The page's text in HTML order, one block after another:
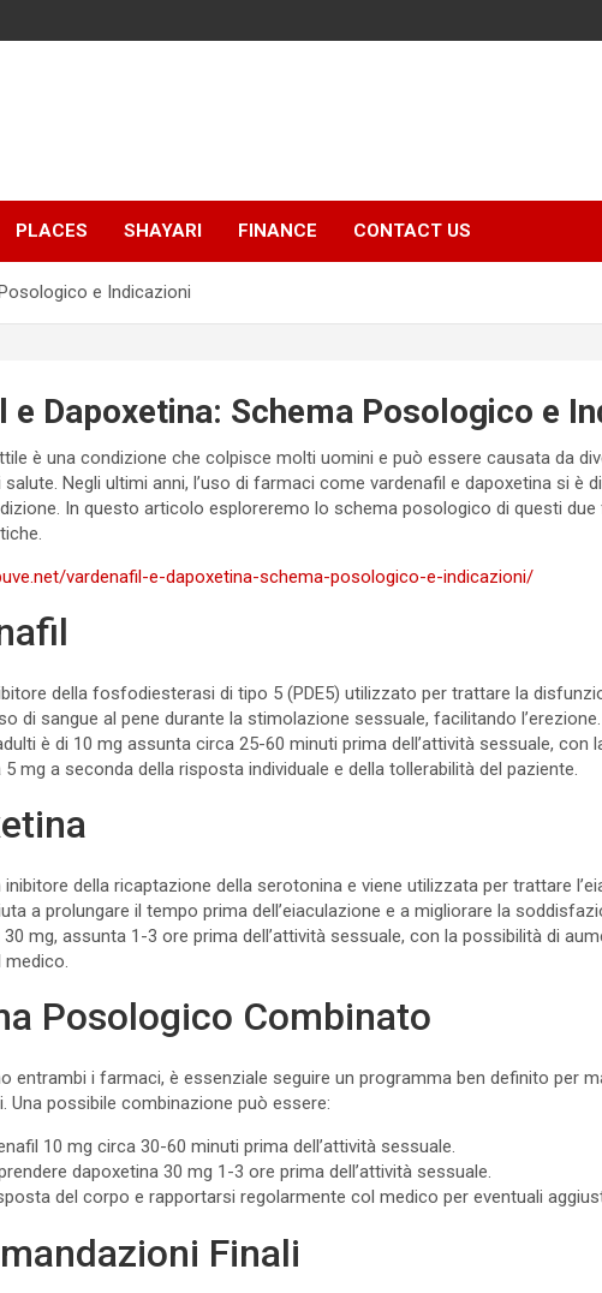
PLACES SHAYARI FINANCE CONTACT US
e Indicazioni
e Dapoxetina: Schema Posologico e
è una condizione che colpisce molti uomini e può essere causata da
Negli ultimi anni, l’uso di farmaci come vardenafil e dapoxetina si è
In questo articolo esploreremo lo schema posologico di questi
vardenafil-e-dapoxetina-schema-posologico-e-indicazioni/
della fosfodiesterasi di tipo 5 (PDE5) utilizzato per trattare la
di sangue al pene durante la stimolazione sessuale, facilitando
è di 10 mg assunta circa 25-60 minuti prima dell’attività sessuale, con
mg a seconda della risposta individuale e della tollerabilità del paziente.
inibitore della ricaptazione della serotonina e viene utilizzata per trattare
a prolungare il tempo prima dell’eiaculazione e a migliorare la
mg, assunta 1-3 ore prima dell’attività sessuale, con la possibilità di
medico.
Posologico Combinato
entrambi i farmaci, è essenziale seguire un programma ben definito per
Una possibile combinazione può essere:
10 mg circa 30-60 minuti prima dell’attività sessuale.
dapoxetina 30 mg 1-3 ore prima dell’attività sessuale.
del corpo e rapportarsi regolarmente col medico per eventuali
Finali